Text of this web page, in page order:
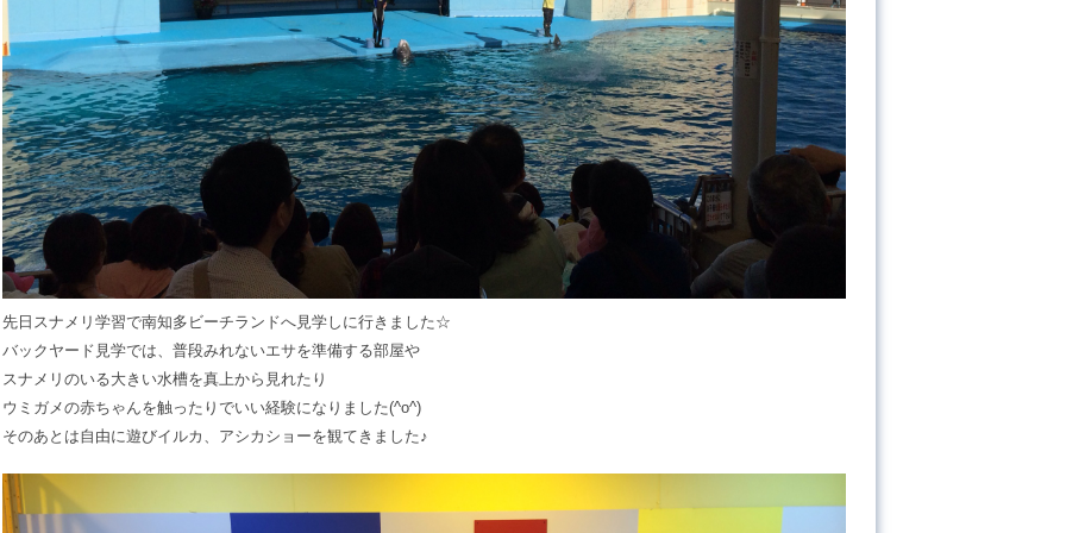
先日スナメリ学習で南知多ビーチランドへ見学しに行きました☆
バックヤード見学では、普段みれないエサを準備する部屋や
スナメリのいる大きい水槽を真上から見れたり
ウミガメの赤ちゃんを触ったりでいい経験になりました(^o^)
そのあとは自由に遊びイルカ、アシカショーを観てきました♪